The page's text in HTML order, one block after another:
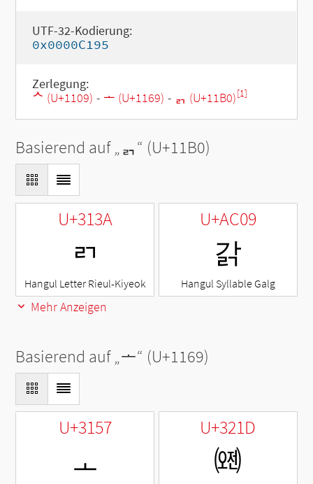
UTF-32-Kodierung:
0x0000C195
Zerlegung:
ᄉ (U+1109) - ᅩ (U+1169) - ᆰ (U+11B0)[1]
Basierend auf „ᆰ“ (U+11B0)
U+313A
ㄺ
Hangul Letter Rieul-Kiyeok
U+AC09
갉
Hangul Syllable Galg
Mehr Anzeigen
Basierend auf „ᅩ“ (U+1169)
U+3157
ㅗ
U+321D
㈝